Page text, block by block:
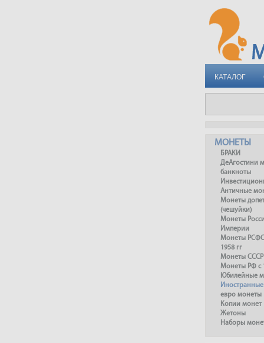
КАТАЛОГ
МОНЕТЫ
БРАКИ
ДеАгостини
банкноты
Античные
Монеты
(чешуйки)
Монеты
Империи
Монеты
1958 гг
Монеты СССР
Монеты РФ с
Юбилейные
евро монеты
Копии монет
Жетоны
Наборы